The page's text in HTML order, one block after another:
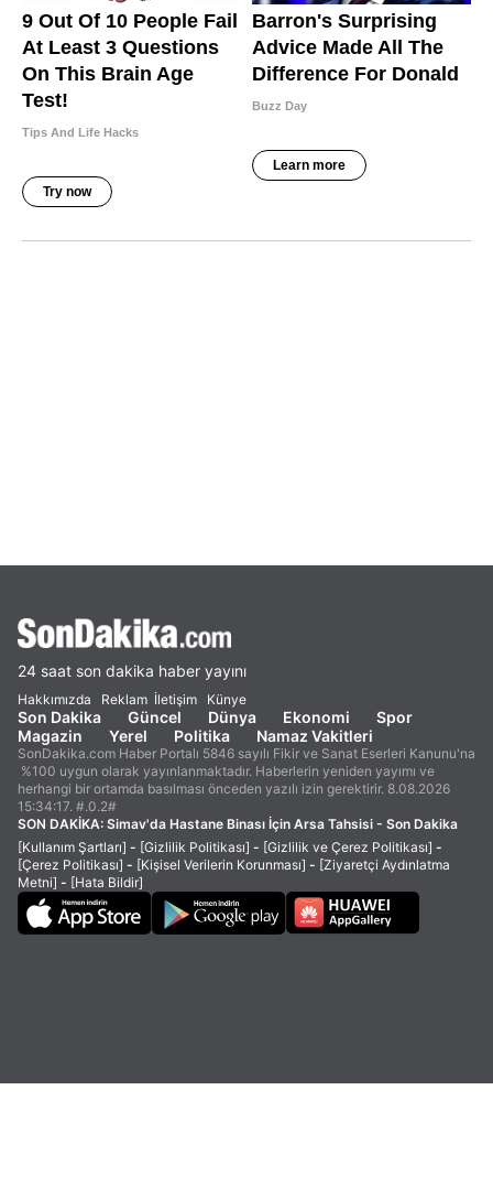
24 saat son dakika haber yayını
Hakkımızda Reklam İletişim Künye
Son Dakika Güncel Dünya Ekonomi
Spor
Magazin
Yerel Politika Namaz Vakitleri
SonDakika.com Haber Portalı 5846 sayılı Fikir ve Sanat Eserleri Kanunu'na
%100 uygun olarak yayınlanmaktadır. Haberlerin yeniden yayımı ve
herhangi bir ortamda basılması önceden yazılı izin gerektirir. 8.08.2026
15:34:17. #.0.2#
SON DAKİKA: Simav'da Hastane Binası İçin Arsa Tahsisi - Son Dakika
[Kullanım Şartları] - [Gizlilik Politikası] - [Gizlilik ve Çerez Politikası] -
[Çerez Politikası] - [Kişisel Verilerin Korunması] - [Ziyaretçi Aydınlatma
Metni] - [Hata Bildir]